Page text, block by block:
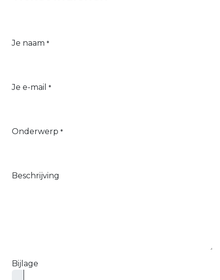
Je naam *
Je e-mail *
Onderwerp *
Beschrijving
Bijlage